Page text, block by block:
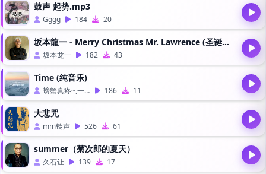
鼓声 起势.mp3
Gggg 184 20
坂本龍一 - Merry Christmas Mr. Lawrence (圣诞快乐、劳伦斯先生)
坂本龙一 182 43
Time (纯音乐)
螃蟹真疼~,一点冰 186 11
大悲咒
mm铃声 526 61
summer（菊次郎的夏天）
久石让 139 17